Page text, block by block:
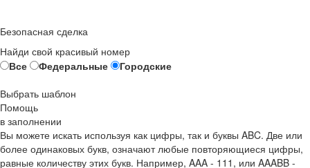
Безопасная сделка
Найди свой красивый номер
Все
Федеральные
Городские
Выбрать шаблон
Помощь
в заполнении
Вы можете искать используя как цифры, так и буквы ABC. Две или
более одинаковых букв, означают любые повторяющиеся цифры,
равные количеству этих букв. Например, AAA - 111 , или AAABB -